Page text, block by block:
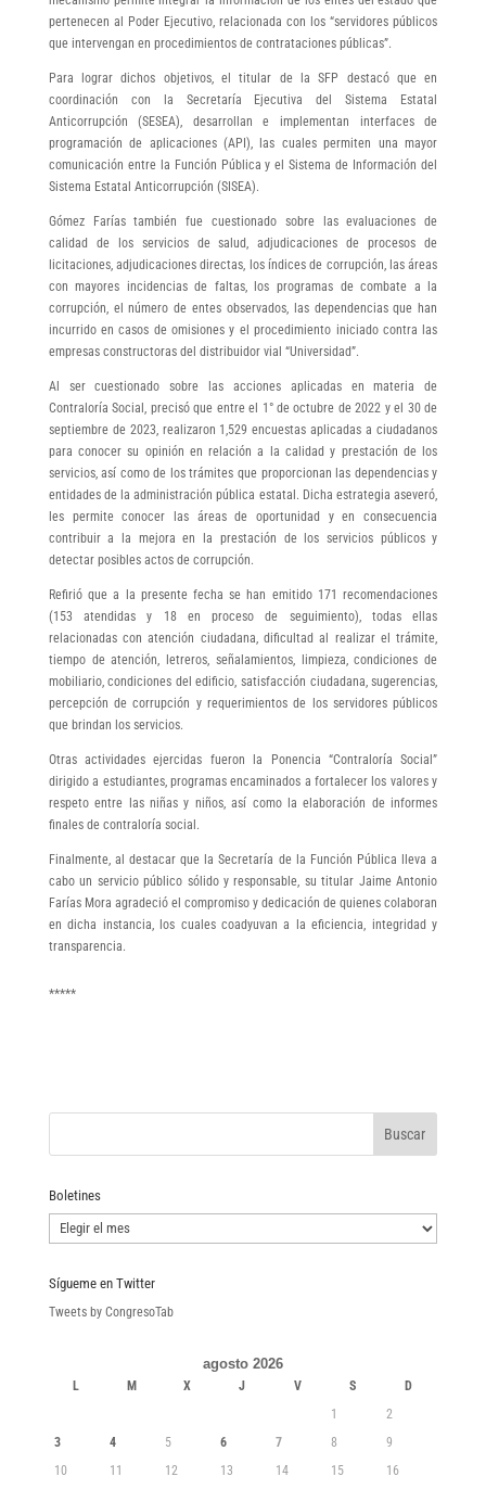
pertenecen al Poder Ejecutivo, relacionada con los “servidores públicos
que intervengan en procedimientos de contrataciones públicas”.
Para lograr dichos objetivos, el titular de la SFP destacó que en
coordinación con la Secretaría Ejecutiva del Sistema Estatal
Anticorrupción (SESEA), desarrollan e implementan interfaces de
programación de aplicaciones (API), las cuales permiten una mayor
comunicación entre la Función Pública y el Sistema de Información del
Sistema Estatal Anticorrupción (SISEA).
Gómez Farías también fue cuestionado sobre las evaluaciones de
calidad de los servicios de salud, adjudicaciones de procesos de
licitaciones, adjudicaciones directas, los índices de corrupción, las áreas
con mayores incidencias de faltas, los programas de combate a la
corrupción, el número de entes observados, las dependencias que han
incurrido en casos de omisiones y el procedimiento iniciado contra las
empresas constructoras del distribuidor vial “Universidad”.
Al ser cuestionado sobre las acciones aplicadas en materia de
Contraloría Social, precisó que entre el 1° de octubre de 2022 y el 30 de
septiembre de 2023, realizaron 1,529 encuestas aplicadas a ciudadanos
para conocer su opinión en relación a la calidad y prestación de los
servicios, así como de los trámites que proporcionan las dependencias y
entidades de la administración pública estatal. Dicha estrategia aseveró,
les permite conocer las áreas de oportunidad y en consecuencia
contribuir a la mejora en la prestación de los servicios públicos y
detectar posibles actos de corrupción.
Refirió que a la presente fecha se han emitido 171 recomendaciones
(153 atendidas y 18 en proceso de seguimiento), todas ellas
relacionadas con atención ciudadana, dificultad al realizar el trámite,
tiempo de atención, letreros, señalamientos, limpieza, condiciones de
mobiliario, condiciones del edificio, satisfacción ciudadana, sugerencias,
percepción de corrupción y requerimientos de los servidores públicos
que brindan los servicios.
Otras actividades ejercidas fueron la Ponencia “Contraloría Social”
dirigido a estudiantes, programas encaminados a fortalecer los valores y
respeto entre las niñas y niños, así como la elaboración de informes
finales de contraloría social.
Finalmente, al destacar que la Secretaría de la Función Pública lleva a
cabo un servicio público sólido y responsable, su titular Jaime Antonio
Farías Mora agradeció el compromiso y dedicación de quienes colaboran
en dicha instancia, los cuales coadyuvan a la eficiencia, integridad y
transparencia.
*****
Boletines
Boletines
Sígueme en Twitter
Tweets by CongresoTab
agosto 2026
L M X J V S
D
1
2
3
4 5 6 7 8
9
10
11 12 13 14 15
16